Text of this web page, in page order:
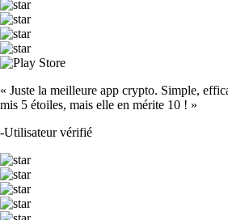
« Juste la meilleure app crypto. Simple,
mis 5 étoiles, mais elle en mérite 10 ! »
-Utilisateur vérifié